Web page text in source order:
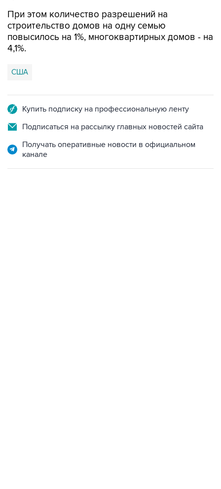
При этом количество разрешений на
строительство домов на одну семью
повысилось на 1%, многоквартирных домов - на
4,1%.
США
Купить подписку на профессиональную ленту
Подписаться на рассылку главных новостей сайта
Получать оперативные новости в официальном
канале